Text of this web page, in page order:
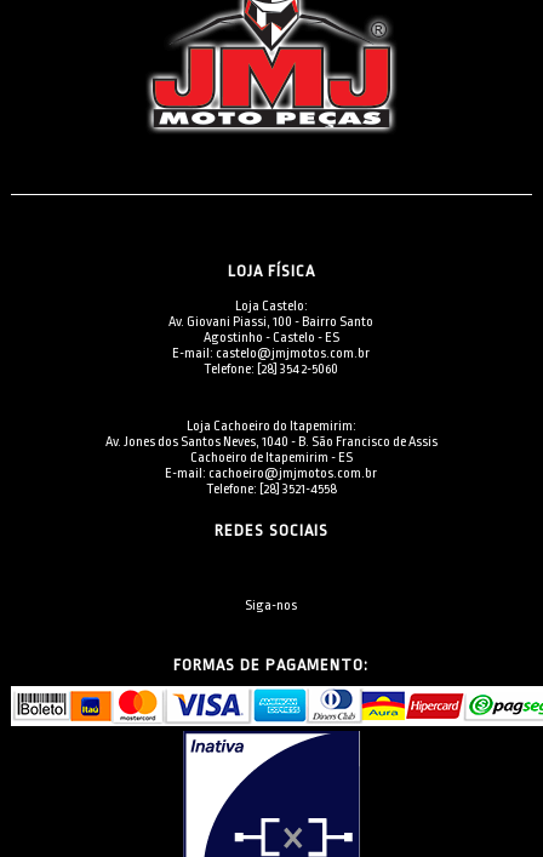
LOJA FÍSICA
Loja Castelo:
Av. Giovani Piassi, 100 - Bairro Santo
Agostinho - Castelo - ES
E-mail: castelo@jmjmotos.com.br
Telefone: [28] 3542-5060
Loja Cachoeiro do Itapemirim:
Av. Jones dos Santos Neves, 1040 - B. São Francisco de Assis
Cachoeiro de Itapemirim - ES
E-mail: cachoeiro@jmjmotos.com.br
Telefone: [28] 3521-4558
REDES SOCIAIS
Siga-nos
FORMAS DE PAGAMENTO: